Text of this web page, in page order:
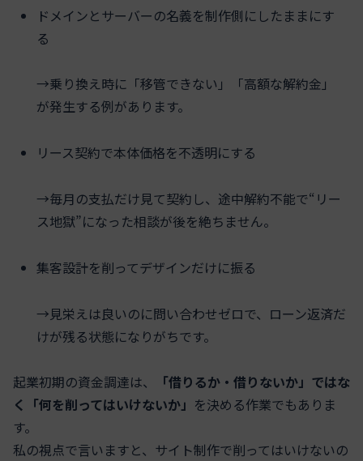
ドメインとサーバーの名義を制作側にしたままにす
る
→乗り換え時に「移管できない」「高額な解約金」
が発生する例があります。
リース契約で本体価格を不透明にする
→毎月の支払だけ見て契約し、途中解約不能で“リー
ス地獄”になった相談が後を絶ちません。
集客設計を削ってデザインだけに振る
→見栄えは良いのに問い合わせゼロで、ローン返済だ
けが残る状態になりがちです。
起業初期の資金調達は、
「借りるか・借りないか」ではな
く「何を削ってはいけないか」 を決める作業でもありま
す。
私の視点で言いますと、サイト制作で削ってはいけないの